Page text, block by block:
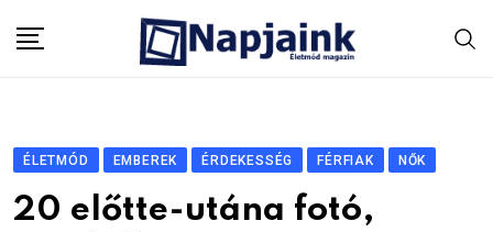
ÉLETMÓD EMBEREK ÉRDEKESSÉG FÉRFIAK NŐK
20 előtte-utána fotó,